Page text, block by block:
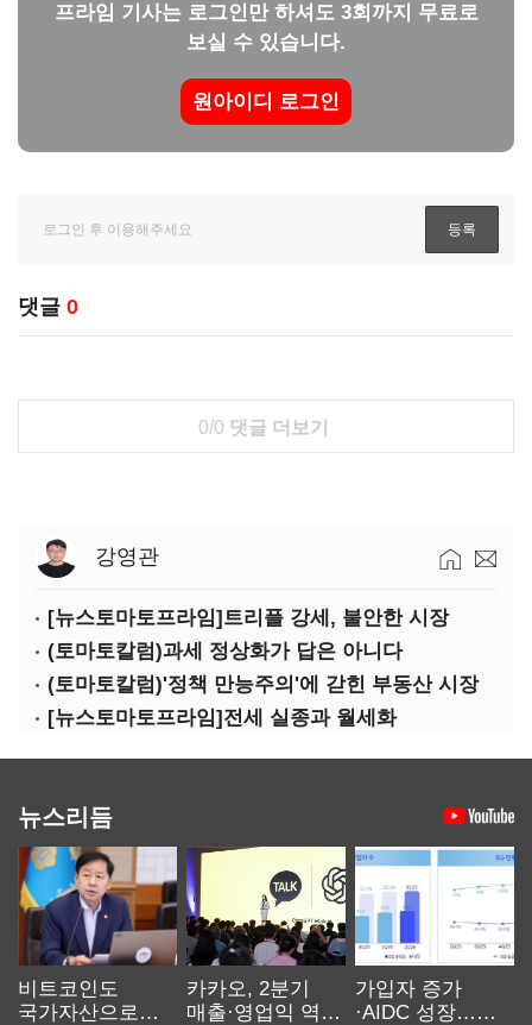
프라임 기사는 로그인만 하셔도 3회까지 무료로
보실 수 있습니다.
원아이디 로그인
댓글 0
0/0 댓글 더보기
강영관
[뉴스토마토프라임]트리플 강세, 불안한 시장
(토마토칼럼)과세 정상화가 답은 아니다
(토마토칼럼)'정책 만능주의'에 갇힌 부동산 시장
[뉴스토마토프라임]전세 실종과 월세화
뉴스리듬
비트코인도
국가자산으로…'
카카오, 2분기
매출·영업익 역대
가입자 증가
·AIDC 성장…